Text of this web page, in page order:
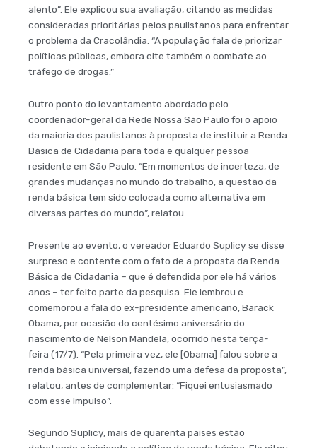
alento”. Ele explicou sua avaliação, citando as medidas
consideradas prioritárias pelos paulistanos para enfrentar
o problema da Cracolândia. “A população fala de priorizar
políticas públicas, embora cite também o combate ao
tráfego de drogas.”
Outro ponto do levantamento abordado pelo
coordenador-geral da Rede Nossa São Paulo foi o apoio
da maioria dos paulistanos à proposta de instituir a Renda
Básica de Cidadania para toda e qualquer pessoa
residente em São Paulo. “Em momentos de incerteza, de
grandes mudanças no mundo do trabalho, a questão da
renda básica tem sido colocada como alternativa em
diversas partes do mundo”, relatou.
Presente ao evento, o vereador Eduardo Suplicy se disse
surpreso e contente com o fato de a proposta da Renda
Básica de Cidadania – que é defendida por ele há vários
anos – ter feito parte da pesquisa. Ele lembrou e
comemorou a fala do ex-presidente americano, Barack
Obama, por ocasião do centésimo aniversário do
nascimento de Nelson Mandela, ocorrido nesta terça-
feira (17/7). “Pela primeira vez, ele [Obama] falou sobre a
renda básica universal, fazendo uma defesa da proposta”,
relatou, antes de complementar: “Fiquei entusiasmado
com esse impulso”.
Segundo Suplicy, mais de quarenta países estão